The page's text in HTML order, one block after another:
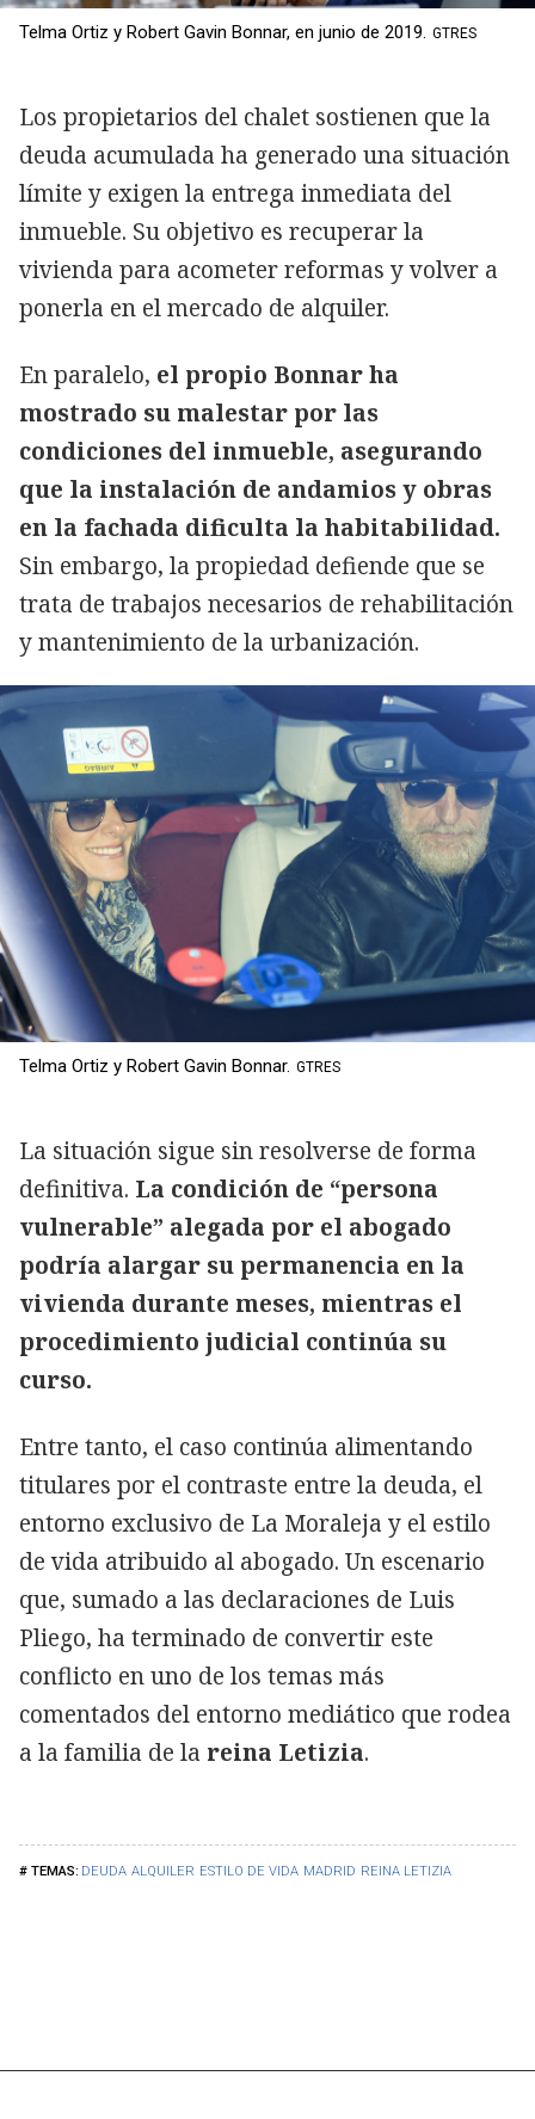
DEUDA ALQUILER ESTILO DE VIDA MADRID REINA LETIZIA
Telma Ortiz y Robert Gavin Bonnar, en junio de 2019. GTRES
Los propietarios del chalet sostienen que la
deuda acumulada ha generado una situación
límite y exigen la entrega inmediata del
inmueble. Su objetivo es recuperar la
vivienda para acometer reformas y volver a
ponerla en el mercado de alquiler.
En paralelo, el propio Bonnar ha
mostrado su malestar por las
condiciones del inmueble, asegurando
que la instalación de andamios y obras
en la fachada dificulta la habitabilidad.
Sin embargo, la propiedad defiende que se
trata de trabajos necesarios de rehabilitación
y mantenimiento de la urbanización.
Telma Ortiz y Robert Gavin Bonnar. GTRES
La situación sigue sin resolverse de forma
definitiva. La condición de “persona
vulnerable” alegada por el abogado
podría alargar su permanencia en la
vivienda durante meses, mientras el
procedimiento judicial continúa su
curso.
Entre tanto, el caso continúa alimentando
titulares por el contraste entre la deuda, el
entorno exclusivo de La Moraleja y el estilo
de vida atribuido al abogado. Un escenario
que, sumado a las declaraciones de Luis
Pliego, ha terminado de convertir este
conflicto en uno de los temas más
comentados del entorno mediático que rodea
a la familia de la reina Letizia.